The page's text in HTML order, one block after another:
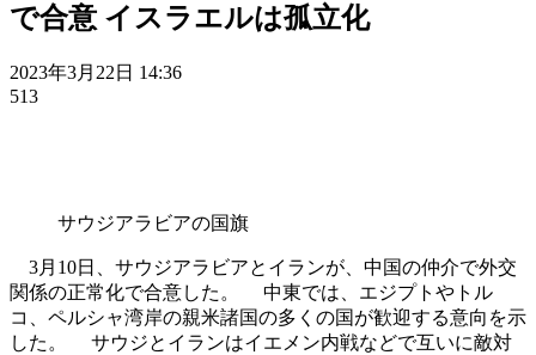
で合意 イスラエルは孤立化
2023年3月22日 14:36
513
サウジアラビアの国旗
3月10日、サウジアラビアとイランが、中国の仲介で外交
関係の正常化で合意した。 中東では、エジプトやトル
コ、ペルシャ湾岸の親米諸国の多くの国が歓迎する意向を示
した。 サウジとイランはイエメン内戦などで互いに敵対